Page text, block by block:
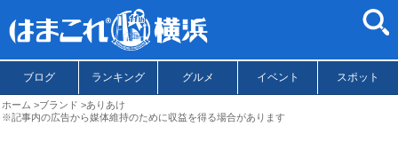
ブログ ランキング グルメ イベント スポット
ホーム ブランド
ありあけ
※記事内の広告から媒体維持のために収益を得る場合があります